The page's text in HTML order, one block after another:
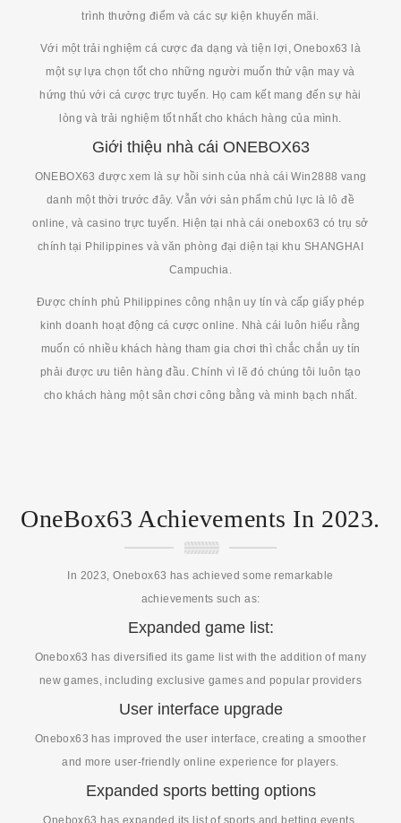
trình thưởng điểm và các sự kiện khuyến mãi.
Với một trải nghiệm cá cược đa dạng và tiện lợi, Onebox63 là
một sự lựa chọn tốt cho những người muốn thử vận may và
hứng thú với cá cược trực tuyến. Họ cam kết mang đến sự hài
lòng và trải nghiệm tốt nhất cho khách hàng của mình.
Giới thiệu nhà cái ONEBOX63
ONEBOX63 được xem là sự hồi sinh của nhà cái Win2888 vang
danh một thời trước đây. Vẫn với sản phẩm chủ lực là lô đề
online, và casino trực tuyến. Hiện tại nhà cái onebox63 có trụ sở
chính tại Philippines và văn phòng đại diện tại khu SHANGHAI
Campuchia.
Được chính phủ Philippines công nhận uy tín và cấp giấy phép
kinh doanh hoạt động cá cược online. Nhà cái luôn hiểu rằng
muốn có nhiều khách hàng tham gia chơi thì chắc chắn uy tín
phải được ưu tiên hàng đầu. Chính vì lẽ đó chúng tôi luôn tạo
cho khách hàng một sân chơi công bằng và minh bạch nhất.
OneBox63 Achievements In 2023.
In 2023, Onebox63 has achieved some remarkable
achievements such as:
Expanded game list:
Onebox63 has diversified its game list with the addition of many
new games, including exclusive games and popular providers
User interface upgrade
Onebox63 has improved the user interface, creating a smoother
and more user-friendly online experience for players.
Expanded sports betting options
Onebox63 has expanded its list of sports and betting events,